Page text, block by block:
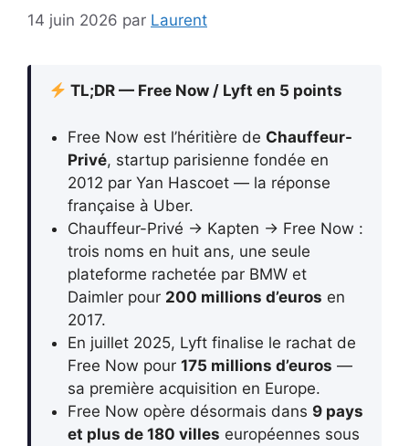
14 juin 2026 par Laurent
TL;DR — Free Now / Lyft en 5 points
Free Now est l’héritière de Chauffeur-
Privé, startup parisienne fondée en
2012 par Yan Hascoet — la réponse
française à Uber.
Chauffeur-Privé → Kapten → Free Now :
trois noms en huit ans, une seule
plateforme rachetée par BMW et
Daimler pour 200 millions d’euros en
2017.
En juillet 2025, Lyft finalise le rachat de
Free Now pour 175 millions d’euros —
sa première acquisition en Europe.
Free Now opère désormais dans 9 pays
et plus de 180 villes européennes sous